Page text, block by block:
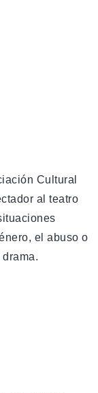
Cultural
al teatro
el abuso o